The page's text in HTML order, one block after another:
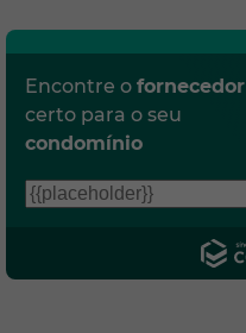
Encontre o fornecedor
certo para o seu
condomínio